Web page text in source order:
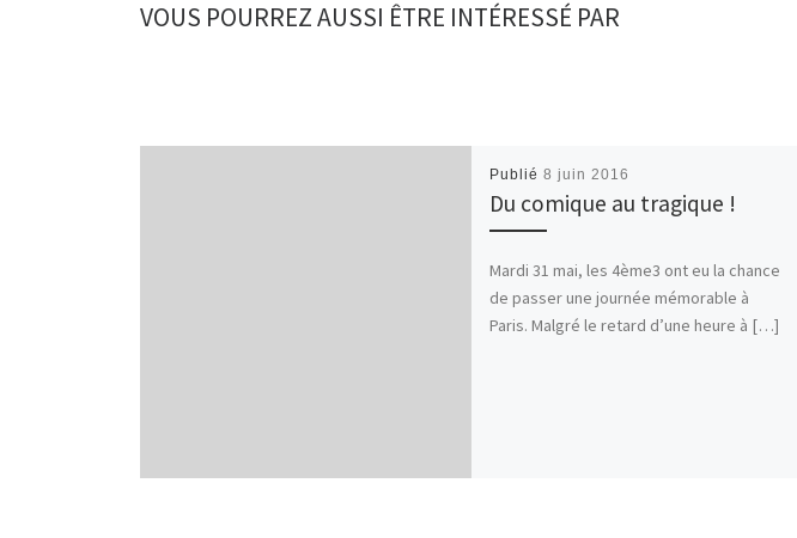
VOUS POURREZ AUSSI ÊTRE INTÉRESSÉ PAR
Publié 8 juin 2016
Du comique au tragique !
Mardi 31 mai, les 4ème3 ont eu la chance
de passer une journée mémorable à
Paris. Malgré le retard d’une heure à […]